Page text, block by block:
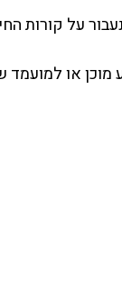
על קורות
מוכן או